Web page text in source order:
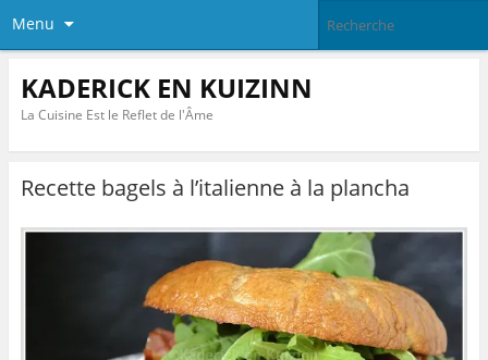
Menu
KADERICK EN KUIZINN
La Cuisine Est le Reflet de l'Âme
Recette bagels à l’italienne à la plancha